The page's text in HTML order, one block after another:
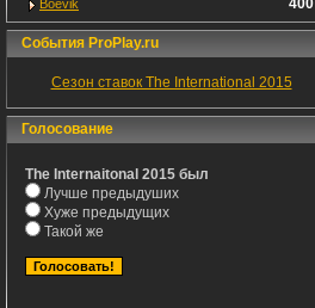
Boevik 400
События ProPlay.ru
Сезон ставок The International 2015
Голосование
The Internaitonal 2015 был
Лучше предыдуших
Хуже предыдущих
Такой же